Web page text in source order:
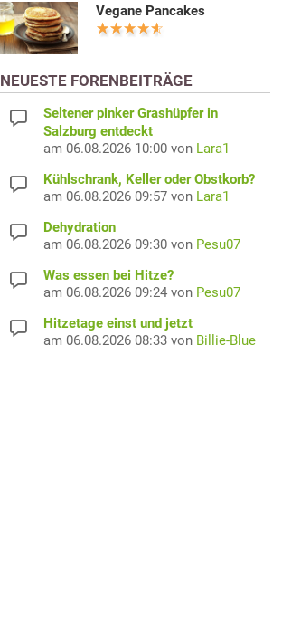
Vegane Pancakes
NEUESTE FORENBEITRÄGE
Seltener pinker Grashüpfer in
Salzburg entdeckt
am 06.08.2026 10:00 von Lara1
Kühlschrank, Keller oder Obstkorb?
am 06.08.2026 09:57 von Lara1
Dehydration
am 06.08.2026 09:30 von Pesu07
Was essen bei Hitze?
am 06.08.2026 09:24 von Pesu07
Hitzetage einst und jetzt
am 06.08.2026 08:33 von Billie-Blue